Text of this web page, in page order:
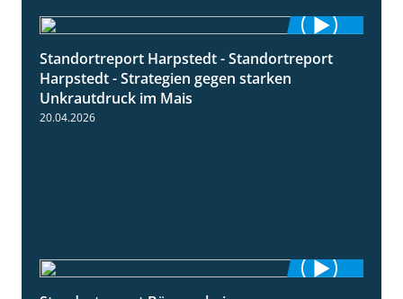
9:11
Standortreport Harpstedt - Standortreport
Harpstedt - Strategien gegen starken
Unkrautdruck im Mais
20.04.2026